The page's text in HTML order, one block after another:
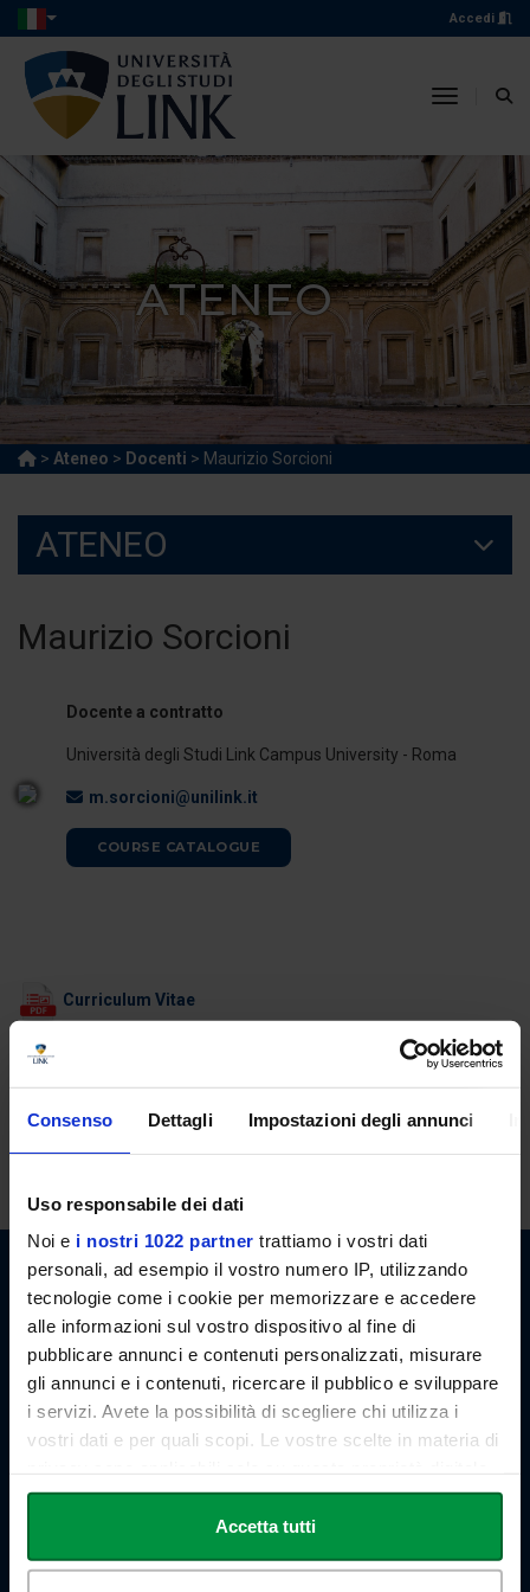
Consenso Dettagli Impostazioni degli annunci
Uso responsabile dei dati
Noi e i nostri 1022 partner trattiamo i vostri dati
personali, ad esempio il vostro numero IP, utilizzando
tecnologie come i cookie per memorizzare e accedere
alle informazioni sul vostro dispositivo al fine di
pubblicare annunci e contenuti personalizzati, misurare
gli annunci e i contenuti, ricercare il pubblico e sviluppare
i servizi. Avete la possibilità di scegliere chi utilizza i
vostri dati e per quali scopi. Le vostre scelte in materia di
in cui avete effettuato le vostre scelte. È possibile
modificare o revocare il proprio consenso in qualsiasi
momento dalla Dichiarazione sui cookie o facendo clic
Accetta tutti
Accedi
toggle
ATENEO
> Ateneo > Docenti > Maurizio Sorcioni
ATENEO
Maurizio Sorcioni
Docente a contratto
Università degli Studi Link Campus University - Roma
m.sorcioni@unilink.it
COURSE CATALOGUE
Curriculum Vitae
lezioni. E' possibile, in ogni caso, concordare appuntamenti previo
invio di email.
Link Campus University
Via del Casale di San Pio V, 44
00165 Roma - Italia
Email Orientamento:orientamento@unilink.it